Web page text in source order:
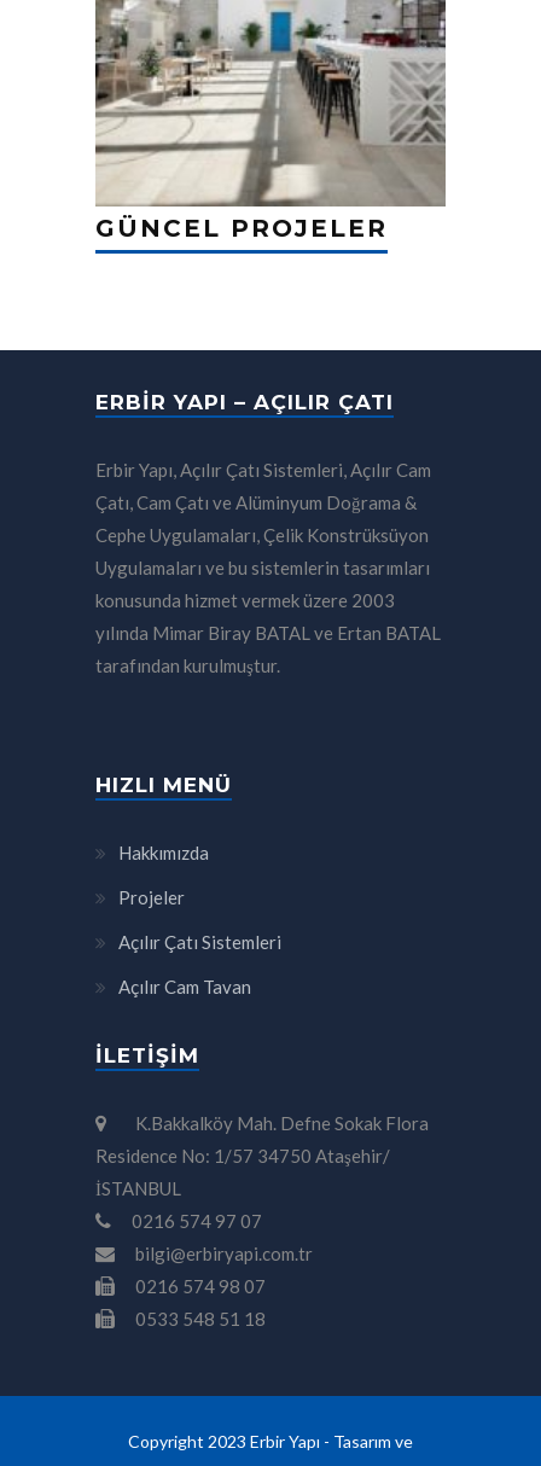
GÜNCEL PROJELER
ERBIR YAPI – AÇILIR ÇATI
Erbir Yapı, Açılır Çatı Sistemleri, Açılır Cam
Çatı, Cam Çatı ve Alüminyum Doğrama &
Cephe Uygulamaları, Çelik Konstrüksüyon
Uygulamaları ve bu sistemlerin tasarımları
konusunda hizmet vermek üzere 2003
yılında Mimar Biray BATAL ve Ertan BATAL
tarafından kurulmuştur.
HIZLI MENÜ
Hakkımızda
Projeler
Açılır Çatı Sistemleri
Açılır Cam Tavan
İLETIŞIM
K.Bakkalköy Mah. Defne Sokak Flora
Residence No: 1/57 34750 Ataşehir/
İSTANBUL
0216 574 97 07
bilgi@erbiryapi.com.tr
0216 574 98 07
0533 548 51 18
Copyright 2023 Erbir Yapı - Tasarım ve